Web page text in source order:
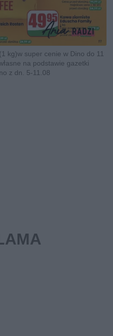
kg)w super cenie w Dino do 11
na podstawie gazetki
z dn. 5-11.08